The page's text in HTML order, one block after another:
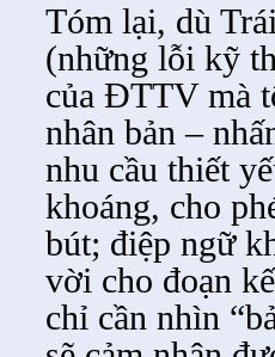
Tóm lại, dù
(những lỗi kỹ
của ĐTTV mà
nhân bản –
nhu cầu thiết
khoáng, cho
bút; điệp ngữ
vời cho đoạn
chỉ cần nhìn